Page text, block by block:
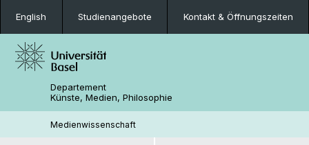
English Studienangebote Kontakt & Öffnungszeiten
Departement
Künste, Medien, Philosophie
Medienwissenschaft